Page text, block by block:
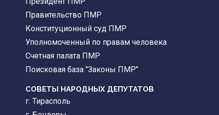
Правительство ПМР
Конституционный суд ПМР
Уполномоченный по правам человека
Счетная палата ПМР
Поисковая база "Законы ПМР"
СОВЕТЫ НАРОДНЫХ ДЕПУТАТОВ
г. Тирасполь